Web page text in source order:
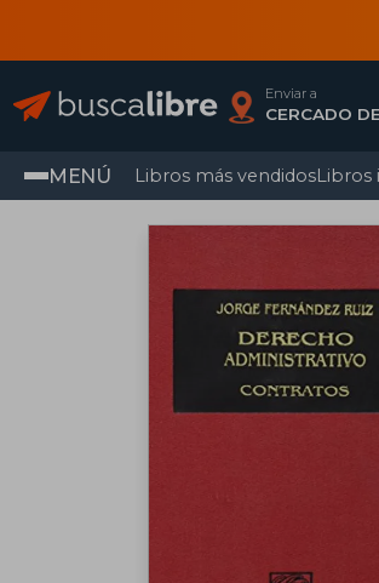
Enviar a
MENÚ Libros más vendidosLibros